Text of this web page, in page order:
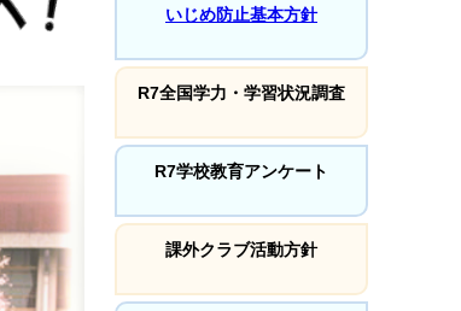
いじめ防止基本方針
R7全国学力・学習状況調査
R7学校教育アンケート
課外クラブ活動方針